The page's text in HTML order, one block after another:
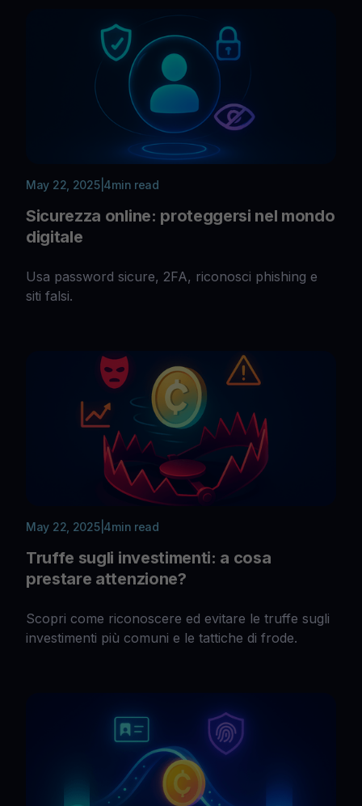
May 22, 2025| 4min read
Sicurezza online: proteggersi nel mondo
digitale
Usa password sicure, 2FA, riconosci phishing e
siti falsi.
May 22, 2025| 4min read
Truffe sugli investimenti: a cosa
prestare attenzione?
Scopri come riconoscere ed evitare le truffe sugli
investimenti più comuni e le tattiche di frode.